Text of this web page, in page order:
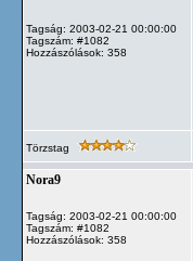
Tagság: 2003-02-21 00:00:00
Tagszám: #1082
Hozzászólások: 358
Törzstag
Nora9
Tagság: 2003-02-21 00:00:00
Tagszám: #1082
Hozzászólások: 358